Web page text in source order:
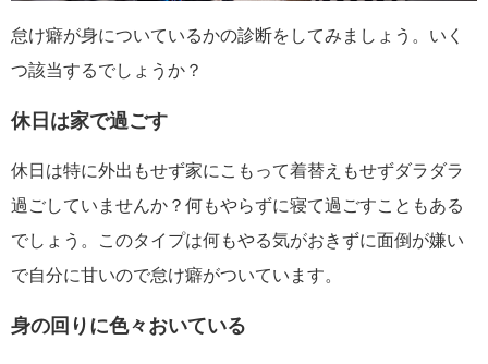
怠け癖が身についているかの診断をしてみましょう。いく
つ該当するでしょうか？
休日は家で過ごす
休日は特に外出もせず家にこもって着替えもせずダラダラ
過ごしていませんか？何もやらずに寝て過ごすこともある
でしょう。このタイプは何もやる気がおきずに面倒が嫌い
で自分に甘いので怠け癖がついています。
身の回りに色々おいている